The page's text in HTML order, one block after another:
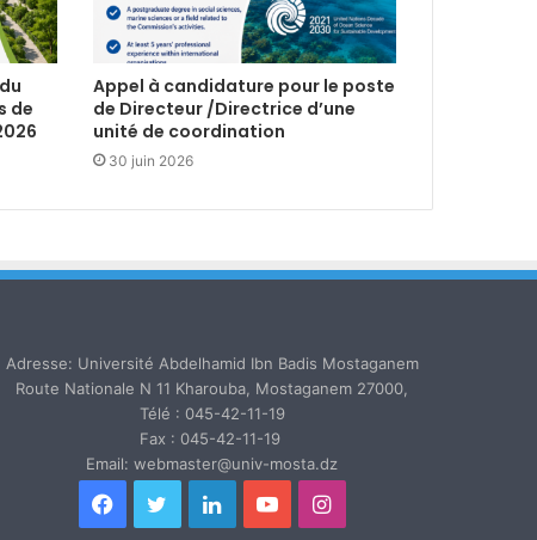
de
Appel à candidature pour le poste
de Directeur /Directrice d’une
unité de coordination
30 juin 2026
Adresse: Université Abdelhamid Ibn Badis Mostaganem
Route Nationale N 11 Kharouba, Mostaganem 27000,
Télé : 045-42-11-19
Fax : 045-42-11-19
Email: webmaster@univ-mosta.dz
Facebook
TwitterLinkedinYouTubeInstagram